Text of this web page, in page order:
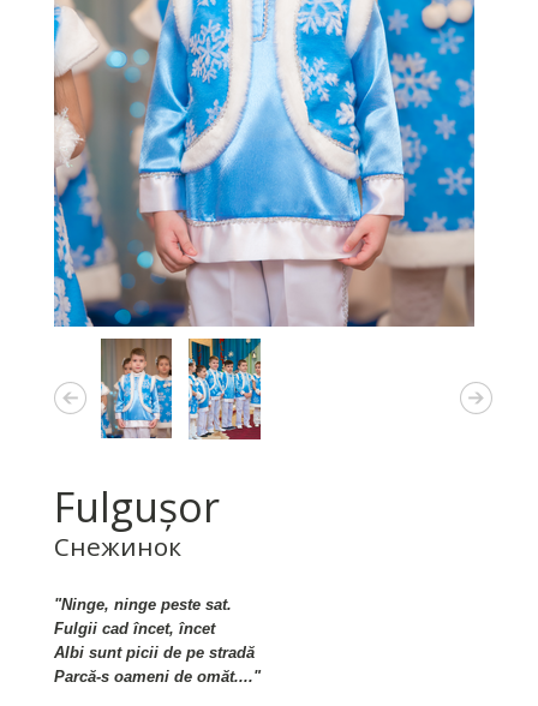
Fulgușor
Cнежинок
"Ninge, ninge peste sat.
Fulgii cad încet, încet
Albi sunt picii de pe stradă
Parcă-s oameni de omăt...."